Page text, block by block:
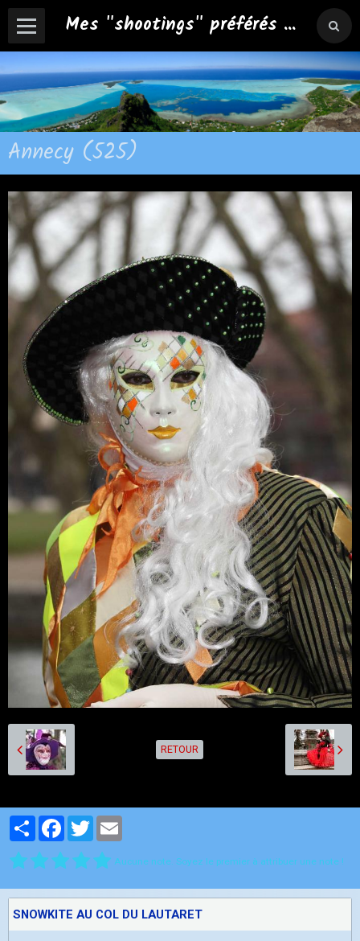
Mes "shootings" préférés ...
Annecy (525)
RETOUR
PartagerFacebook
Twitter
Aucune note. Soyez le premier à attribuer une note !
SNOWKITE AU COL DU LAUTARET